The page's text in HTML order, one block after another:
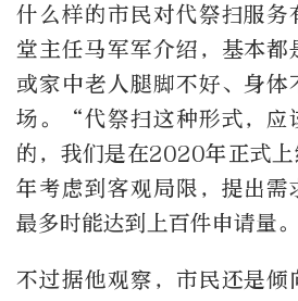
什么样的市民对代祭扫服务
堂主任马军军介绍，基本都
或家中老人腿脚不好、身体
场。“代祭扫这种形式，应
的，我们是在2020年正式
年考虑到客观局限，提出需
最多时能达到上百件申请量
不过据他观察，市民还是倾